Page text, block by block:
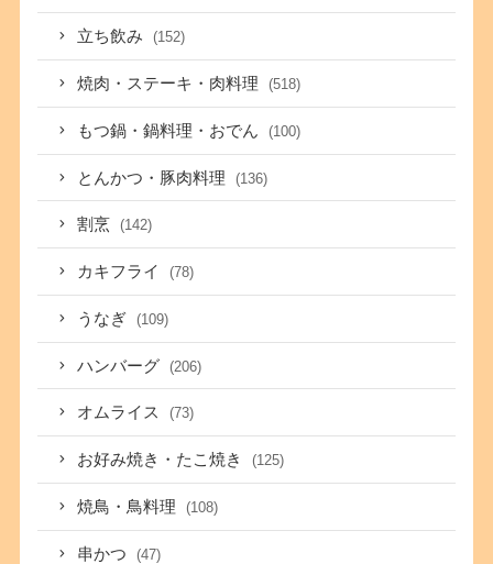
立ち飲み (152)
焼肉・ステーキ・肉料理 (518)
もつ鍋・鍋料理・おでん (100)
とんかつ・豚肉料理 (136)
割烹 (142)
カキフライ (78)
うなぎ (109)
ハンバーグ (206)
オムライス (73)
お好み焼き・たこ焼き (125)
焼鳥・鳥料理 (108)
串かつ (47)